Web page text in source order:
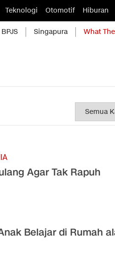
Teknologi Otomotif Hiburan
Singapura What
Agar Tak Rapuh
Belajar di Rumah